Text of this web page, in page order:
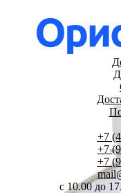
+7
+7
+7
c 10.00 до